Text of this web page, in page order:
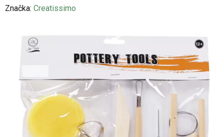
hodnocení
hvězdiček.
Značka: Creatissimo